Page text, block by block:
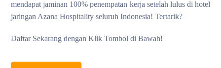
mendapat jaminan 100% penempatan kerja setelah lulus di hotel
jaringan Azana Hospitality seluruh Indonesia! Tertarik?
Daftar Sekarang dengan Klik Tombol di Bawah!